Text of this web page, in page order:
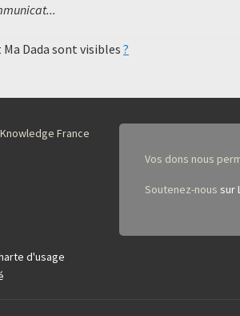
Dada sont visibles ?
France
d'usage
Vos dons nous
Soutenez-nous sur